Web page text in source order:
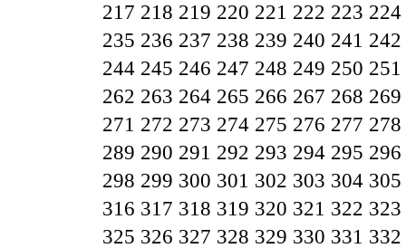
217 218 219 220 221 222 223 224
235 236 237 238 239 240 241 242
244 245 246 247 248 249 250 251
262 263 264 265 266 267 268 269
271 272 273 274 275 276 277 278
289 290 291 292 293 294 295 296
298 299 300 301 302 303 304 305
316 317 318 319 320 321 322 323
325 326 327 328 329 330 331 332